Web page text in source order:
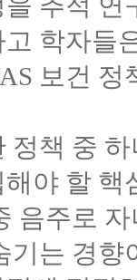
학자들
보건 정
정책 중
야 할
음주로
기는 경향